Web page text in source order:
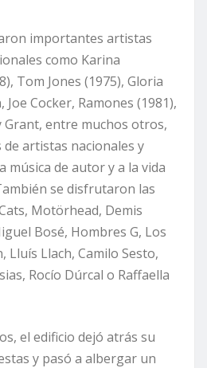
importantes artistas
como Karina
Tom Jones (1975), Gloria
Cocker, Ramones (1981),
Grant, entre muchos otros,
artistas nacionales y
música de autor y a la vida
se disfrutaron las
Motörhead, Demis
Bosé, Hombres G, Los
Lluís Llach, Camilo Sesto,
Rocío Dúrcal o Raffaella
el edificio dejó atrás su
y pasó a albergar un